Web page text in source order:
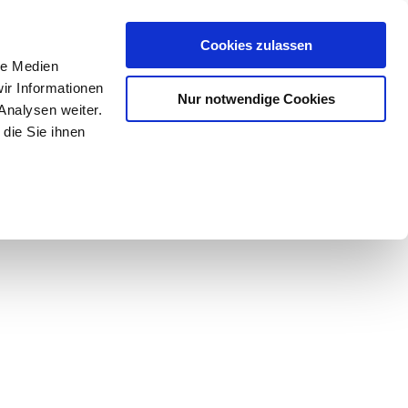
Medien
Informationen
weiter.
Sie ihnen
Cookies zulassen
Nur notwendige Cookies
0,00 €